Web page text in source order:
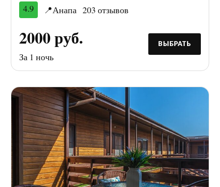
4.9 📍Анапа 203 отзывов
2000 руб.
За 1 ночь
ВЫБРАТЬ